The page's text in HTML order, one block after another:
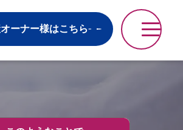
ーナー様はこちら